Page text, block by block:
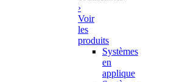
›
Voir
les
produits
Systèmes
en
applique